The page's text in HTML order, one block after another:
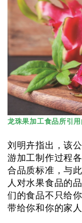
龙珠果加工食品所引
刘明卉指出，该
游加工制作过程
合品质标准，与
人对水果食品的
们的食品不只给
带给你和你的家